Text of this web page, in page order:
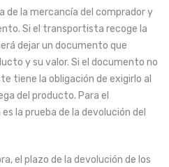
de la mercancía del comprador y
Si el transportista recoge la
dejar un documento que
y su valor. Si el documento no
tiene la obligación de exigirlo al
del producto. Para el
la prueba de la devolución del
el plazo de la devolución de los